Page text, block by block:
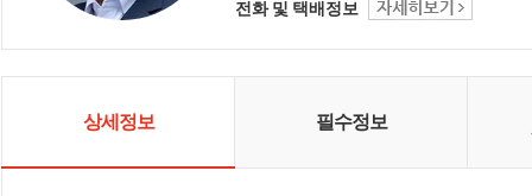
음, 오늘도 자연 닮은 정성으로 한 그
전화 및 택배정보
상세정보 필수정보